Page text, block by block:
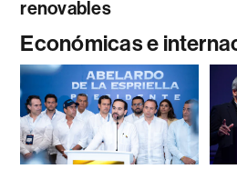
renovables
Económicas e